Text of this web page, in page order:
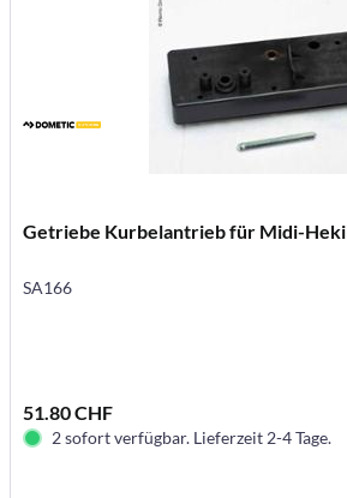
Getriebe Kurbelantrieb für Midi-Heki
SA166
51.80 CHF
2 sofort verfügbar. Lieferzeit 2-4 Tage.